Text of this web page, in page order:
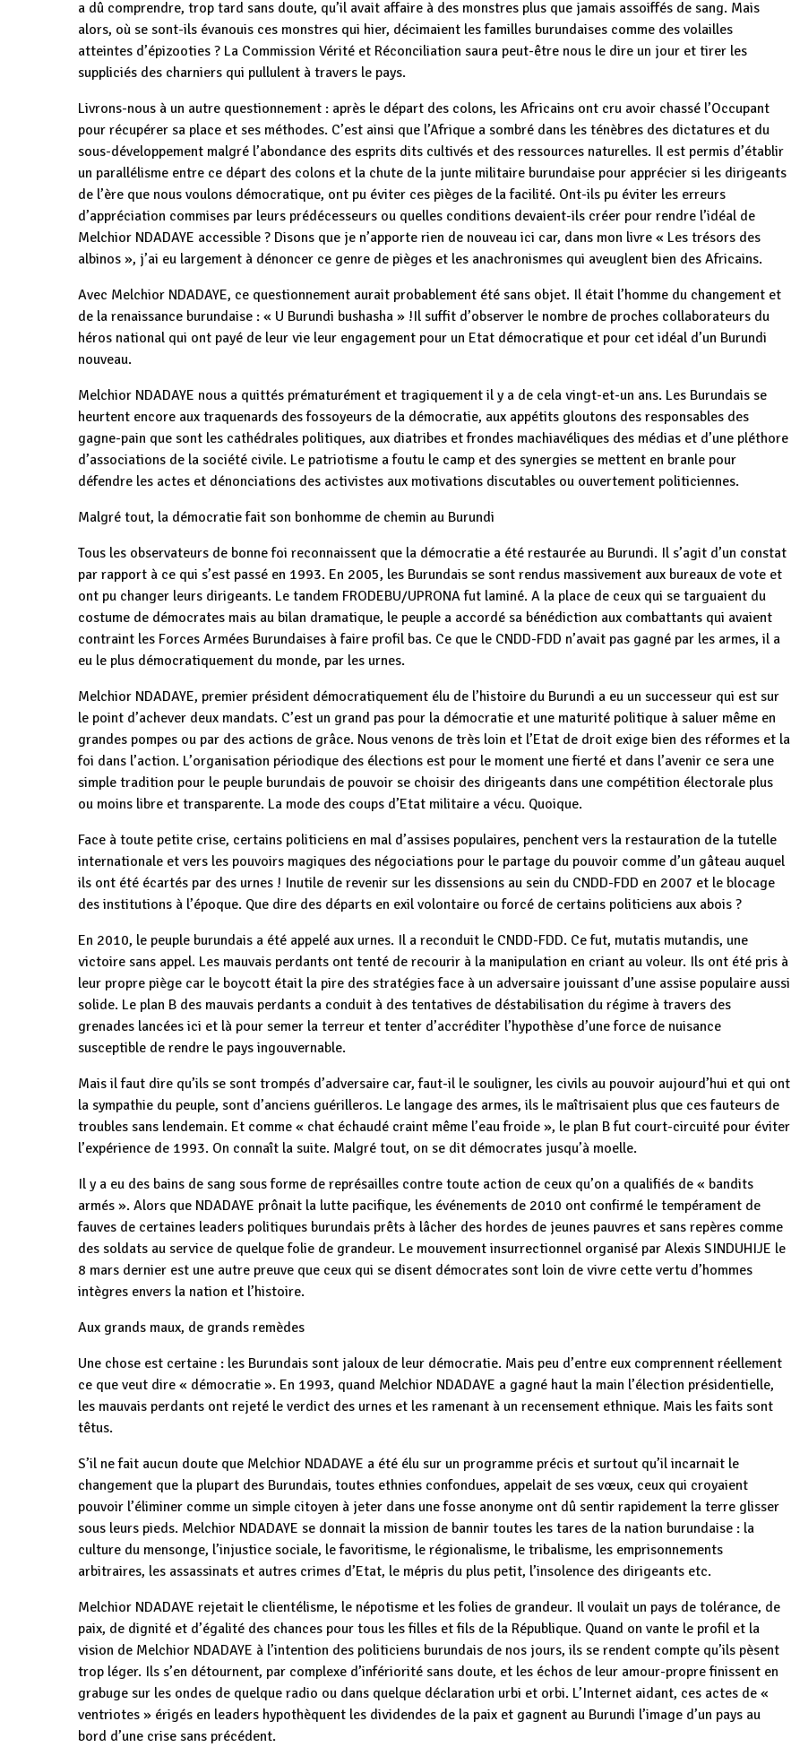
a dû comprendre, trop tard sans doute, qu’il avait affaire à des monstres plus que jamais assoiffés de sang. Mais
alors, où se sont-ils évanouis ces monstres qui hier, décimaient les familles burundaises comme des volailles
atteintes d’épizooties ? La Commission Vérité et Réconciliation saura peut-être nous le dire un jour et tirer les
suppliciés des charniers qui pullulent à travers le pays.
Livrons-nous à un autre questionnement : après le départ des colons, les Africains ont cru avoir chassé l’Occupant
pour récupérer sa place et ses méthodes. C’est ainsi que l’Afrique a sombré dans les ténèbres des dictatures et du
sous-développement malgré l’abondance des esprits dits cultivés et des ressources naturelles. Il est permis d’établir
un parallélisme entre ce départ des colons et la chute de la junte militaire burundaise pour apprécier si les dirigeants
de l’ère que nous voulons démocratique, ont pu éviter ces pièges de la facilité. Ont-ils pu éviter les erreurs
d’appréciation commises par leurs prédécesseurs ou quelles conditions devaient-ils créer pour rendre l’idéal de
Melchior NDADAYE accessible ? Disons que je n’apporte rien de nouveau ici car, dans mon livre « Les trésors des
albinos », j’ai eu largement à dénoncer ce genre de pièges et les anachronismes qui aveuglent bien des Africains.
Avec Melchior NDADAYE, ce questionnement aurait probablement été sans objet. Il était l’homme du changement et
de la renaissance burundaise : « U Burundi bushasha » !Il suffit d’observer le nombre de proches collaborateurs du
héros national qui ont payé de leur vie leur engagement pour un Etat démocratique et pour cet idéal d’un Burundi
nouveau.
Melchior NDADAYE nous a quittés prématurément et tragiquement il y a de cela vingt-et-un ans. Les Burundais se
heurtent encore aux traquenards des fossoyeurs de la démocratie, aux appétits gloutons des responsables des
gagne-pain que sont les cathédrales politiques, aux diatribes et frondes machiavéliques des médias et d’une pléthore
d’associations de la société civile. Le patriotisme a foutu le camp et des synergies se mettent en branle pour
défendre les actes et dénonciations des activistes aux motivations discutables ou ouvertement politiciennes.
Malgré tout, la démocratie fait son bonhomme de chemin au Burundi
Tous les observateurs de bonne foi reconnaissent que la démocratie a été restaurée au Burundi. Il s’agit d’un constat
par rapport à ce qui s’est passé en 1993. En 2005, les Burundais se sont rendus massivement aux bureaux de vote et
ont pu changer leurs dirigeants. Le tandem FRODEBU/UPRONA fut laminé. A la place de ceux qui se targuaient du
costume de démocrates mais au bilan dramatique, le peuple a accordé sa bénédiction aux combattants qui avaient
contraint les Forces Armées Burundaises à faire profil bas. Ce que le CNDD-FDD n’avait pas gagné par les armes, il a
eu le plus démocratiquement du monde, par les urnes.
Melchior NDADAYE, premier président démocratiquement élu de l’histoire du Burundi a eu un successeur qui est sur
le point d’achever deux mandats. C’est un grand pas pour la démocratie et une maturité politique à saluer même en
grandes pompes ou par des actions de grâce. Nous venons de très loin et l’Etat de droit exige bien des réformes et la
foi dans l’action. L’organisation périodique des élections est pour le moment une fierté et dans l’avenir ce sera une
simple tradition pour le peuple burundais de pouvoir se choisir des dirigeants dans une compétition électorale plus
ou moins libre et transparente. La mode des coups d’Etat militaire a vécu. Quoique.
Face à toute petite crise, certains politiciens en mal d’assises populaires, penchent vers la restauration de la tutelle
internationale et vers les pouvoirs magiques des négociations pour le partage du pouvoir comme d’un gâteau auquel
ils ont été écartés par des urnes ! Inutile de revenir sur les dissensions au sein du CNDD-FDD en 2007 et le blocage
des institutions à l’époque. Que dire des départs en exil volontaire ou forcé de certains politiciens aux abois ?
En 2010, le peuple burundais a été appelé aux urnes. Il a reconduit le CNDD-FDD. Ce fut, mutatis mutandis, une
victoire sans appel. Les mauvais perdants ont tenté de recourir à la manipulation en criant au voleur. Ils ont été pris à
leur propre piège car le boycott était la pire des stratégies face à un adversaire jouissant d’une assise populaire aussi
solide. Le plan B des mauvais perdants a conduit à des tentatives de déstabilisation du régime à travers des
grenades lancées ici et là pour semer la terreur et tenter d’accréditer l’hypothèse d’une force de nuisance
susceptible de rendre le pays ingouvernable.
Mais il faut dire qu’ils se sont trompés d’adversaire car, faut-il le souligner, les civils au pouvoir aujourd’hui et qui ont
la sympathie du peuple, sont d’anciens guérilleros. Le langage des armes, ils le maîtrisaient plus que ces fauteurs de
troubles sans lendemain. Et comme « chat échaudé craint même l’eau froide », le plan B fut court-circuité pour éviter
l’expérience de 1993. On connaît la suite. Malgré tout, on se dit démocrates jusqu’à moelle.
Il y a eu des bains de sang sous forme de représailles contre toute action de ceux qu’on a qualifiés de « bandits
armés ». Alors que NDADAYE prônait la lutte pacifique, les événements de 2010 ont confirmé le tempérament de
fauves de certaines leaders politiques burundais prêts à lâcher des hordes de jeunes pauvres et sans repères comme
des soldats au service de quelque folie de grandeur. Le mouvement insurrectionnel organisé par Alexis SINDUHIJE le
8 mars dernier est une autre preuve que ceux qui se disent démocrates sont loin de vivre cette vertu d’hommes
intègres envers la nation et l’histoire.
Aux grands maux, de grands remèdes
Une chose est certaine : les Burundais sont jaloux de leur démocratie. Mais peu d’entre eux comprennent réellement
ce que veut dire « démocratie ». En 1993, quand Melchior NDADAYE a gagné haut la main l’élection présidentielle,
les mauvais perdants ont rejeté le verdict des urnes et les ramenant à un recensement ethnique. Mais les faits sont
têtus.
S’il ne fait aucun doute que Melchior NDADAYE a été élu sur un programme précis et surtout qu’il incarnait le
changement que la plupart des Burundais, toutes ethnies confondues, appelait de ses vœux, ceux qui croyaient
pouvoir l’éliminer comme un simple citoyen à jeter dans une fosse anonyme ont dû sentir rapidement la terre glisser
sous leurs pieds. Melchior NDADAYE se donnait la mission de bannir toutes les tares de la nation burundaise : la
culture du mensonge, l’injustice sociale, le favoritisme, le régionalisme, le tribalisme, les emprisonnements
arbitraires, les assassinats et autres crimes d’Etat, le mépris du plus petit, l’insolence des dirigeants etc.
Melchior NDADAYE rejetait le clientélisme, le népotisme et les folies de grandeur. Il voulait un pays de tolérance, de
paix, de dignité et d’égalité des chances pour tous les filles et fils de la République. Quand on vante le profil et la
vision de Melchior NDADAYE à l’intention des politiciens burundais de nos jours, ils se rendent compte qu’ils pèsent
trop léger. Ils s’en détournent, par complexe d’infériorité sans doute, et les échos de leur amour-propre finissent en
grabuge sur les ondes de quelque radio ou dans quelque déclaration urbi et orbi. L’Internet aidant, ces actes de «
ventriotes » érigés en leaders hypothèquent les dividendes de la paix et gagnent au Burundi l’image d’un pays au
bord d’une crise sans précédent.